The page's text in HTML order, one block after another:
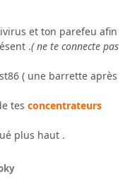
et ton parefeu afin
.( ne te connecte pas
( une barrette après
tes concentrateurs
plus haut .